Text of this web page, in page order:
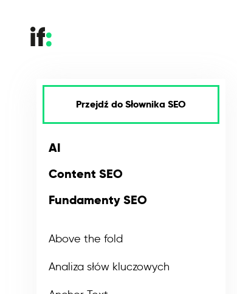
Przejdź do Słownika SEO
AI
Content SEO
Fundamenty SEO
Above the fold
Analiza słów kluczowych